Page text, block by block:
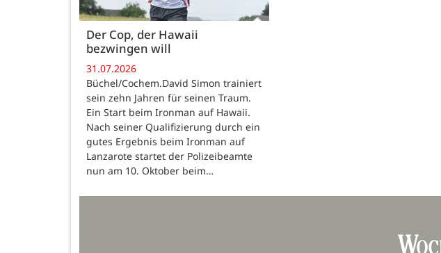
Der Cop, der Hawaii
bezwingen will
31.07.2026
Büchel/Cochem.David Simon trainiert
sein zehn Jahren für seinen Traum.
Ein Start beim Ironman auf Hawaii.
Nach seiner Qualifizierung durch ein
gutes Ergebnis beim Ironman auf
Lanzarote startet der Polizeibeamte
nun am 10. Oktober beim…